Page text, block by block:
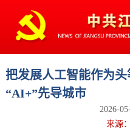
把发展人工智能作为
“AI+”先导城市
2026-
来源：